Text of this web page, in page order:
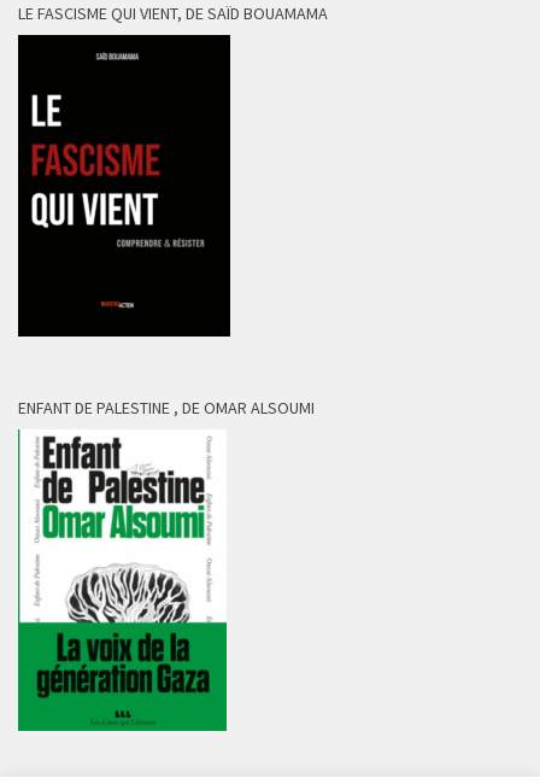
LE FASCISME QUI VIENT, DE SAÏD BOUAMAMA
ENFANT DE PALESTINE , DE OMAR ALSOUMI